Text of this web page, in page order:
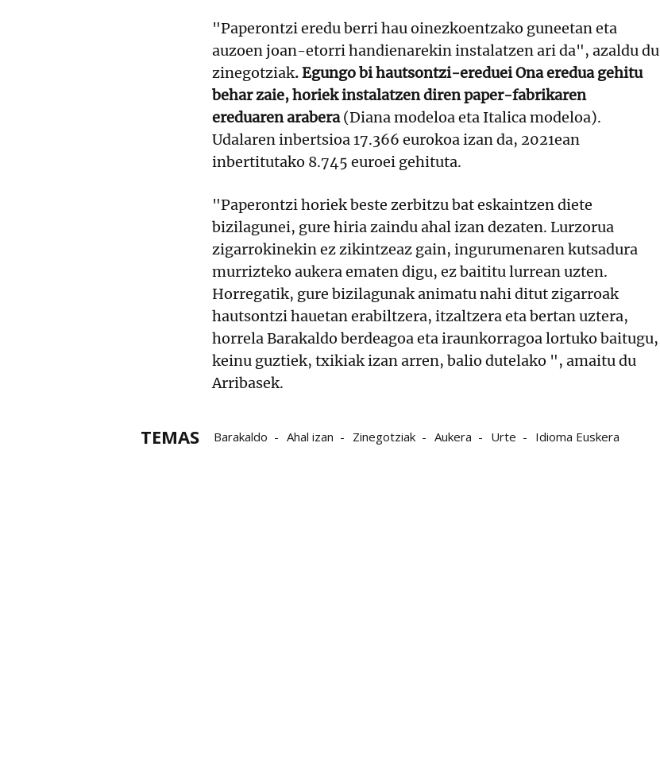
"Paperontzi eredu berri hau oinezkoentzako guneetan eta
auzoen joan-etorri handienarekin instalatzen ari da", azaldu du
zinegotziak. Egungo bi hautsontzi-ereduei Ona eredua gehitu
behar zaie, horiek instalatzen diren paper-fabrikaren
ereduaren arabera(Diana modeloa eta Italica modeloa).
Udalaren inbertsioa 17.366 eurokoa izan da, 2021ean
inbertitutako 8.745 euroei gehituta.
"Paperontzi horiek beste zerbitzu bat eskaintzen diete
bizilagunei, gure hiria zaindu ahal izan dezaten. Lurzorua
zigarrokinekin ez zikintzeaz gain, ingurumenaren kutsadura
murrizteko aukera ematen digu, ez baititu lurrean uzten.
Horregatik, gure bizilagunak animatu nahi ditut zigarroak
hautsontzi hauetan erabiltzera, itzaltzera eta bertan uztera,
horrela Barakaldo berdeagoa eta iraunkorragoa lortuko baitugu,
keinu guztiek, txikiak izan arren, balio dutelako ", amaitu du
Arribasek.
TEMAS Barakaldo Ahal izan Zinegotziak Aukera Urte Idioma Euskera